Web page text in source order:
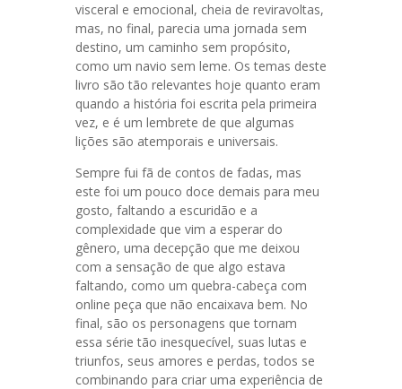
visceral e emocional, cheia de reviravoltas,
mas, no final, parecia uma jornada sem
destino, um caminho sem propósito,
como um navio sem leme. Os temas deste
livro são tão relevantes hoje quanto eram
quando a história foi escrita pela primeira
vez, e é um lembrete de que algumas
lições são atemporais e universais.
Sempre fui fã de contos de fadas, mas
este foi um pouco doce demais para meu
gosto, faltando a escuridão e a
complexidade que vim a esperar do
gênero, uma decepção que me deixou
com a sensação de que algo estava
faltando, como um quebra-cabeça com
online peça que não encaixava bem. No
final, são os personagens que tornam
essa série tão inesquecível, suas lutas e
triunfos, seus amores e perdas, todos se
combinando para criar uma experiência de